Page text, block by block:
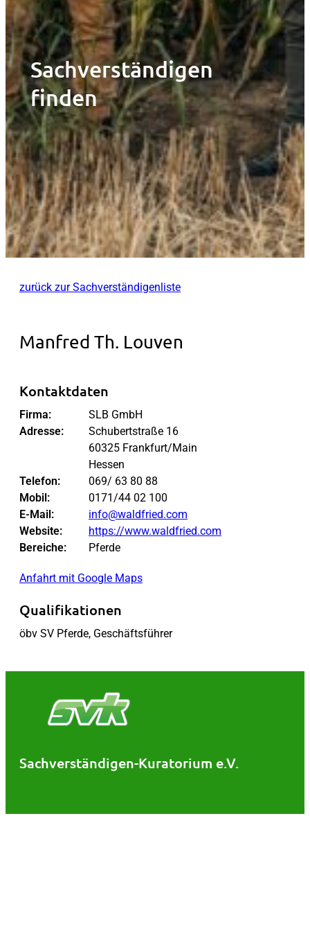
Sachverständigen
finden
zurück zur Sachverständigenliste
Manfred Th. Louven
Kontaktdaten
Firma:
SLB GmbH
Adresse:
Schubertstraße 16
60325 Frankfurt/Main
Hessen
Telefon:
069/ 63 80 88
Mobil:
0171/44 02 100
E-Mail:
info@waldfried.com
Website:
https://www.waldfried.com
Bereiche:
Pferde
Anfahrt mit Google Maps
Qualifikationen
öbv SV Pferde, Geschäftsführer
Sachverständigen-Kuratorium e.V.